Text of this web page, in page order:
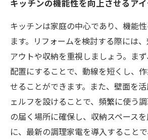
キッチンの機能性を向上させるア
キッチンは家庭の中心であり、機能
ます。リフォームを検討する際には
アウトや収納を重視しましょう。ま
配置にすることで、動線を短くし、
せることができます。また、壁面を
ェルフを設けることで、頻繁に使う
の届く場所に確保し、収納スペース
に、最新の調理家電を導入すること